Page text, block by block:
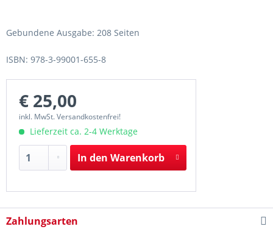
Gebundene Ausgabe: 208 Seiten
ISBN: 978-3-99001-655-8
€ 25,00
inkl. MwSt. Versandkostenfrei!
Lieferzeit ca. 2-4 Werktage
In den Warenkorb
Zahlungsarten